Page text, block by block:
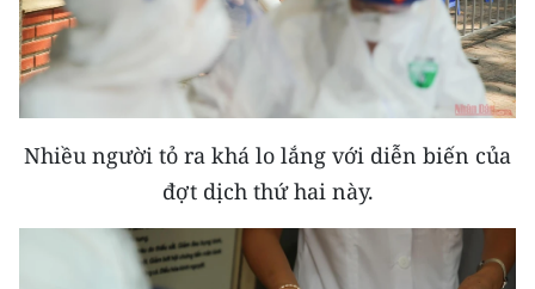
Nhiều người tỏ ra khá lo lắng với diễn biến của
đợt dịch thứ hai này.